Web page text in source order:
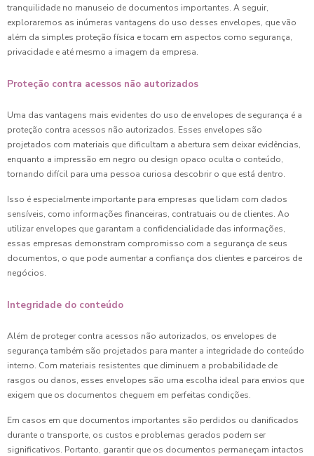
tranquilidade no manuseio de documentos importantes. A seguir,
exploraremos as inúmeras vantagens do uso desses envelopes, que vão
além da simples proteção física e tocam em aspectos como segurança,
privacidade e até mesmo a imagem da empresa.
Proteção contra acessos não autorizados
Uma das vantagens mais evidentes do uso de envelopes de segurança é a
proteção contra acessos não autorizados. Esses envelopes são
projetados com materiais que dificultam a abertura sem deixar evidências,
enquanto a impressão em negro ou design opaco oculta o conteúdo,
tornando difícil para uma pessoa curiosa descobrir o que está dentro.
Isso é especialmente importante para empresas que lidam com dados
sensíveis, como informações financeiras, contratuais ou de clientes. Ao
utilizar envelopes que garantam a confidencialidade das informações,
essas empresas demonstram compromisso com a segurança de seus
documentos, o que pode aumentar a confiança dos clientes e parceiros de
negócios.
Integridade do conteúdo
Além de proteger contra acessos não autorizados, os envelopes de
segurança também são projetados para manter a integridade do conteúdo
interno. Com materiais resistentes que diminuem a probabilidade de
rasgos ou danos, esses envelopes são uma escolha ideal para envios que
exigem que os documentos cheguem em perfeitas condições.
Em casos em que documentos importantes são perdidos ou danificados
durante o transporte, os custos e problemas gerados podem ser
significativos. Portanto, garantir que os documentos permaneçam intactos